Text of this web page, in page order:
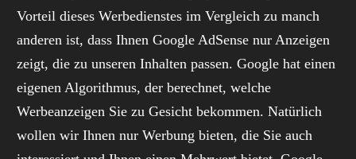
Vorteil dieses Werbedienstes im Vergleich zu manch
anderen ist, dass Ihnen Google AdSense nur Anzeigen
zeigt, die zu unseren Inhalten passen. Google hat einen
eigenen Algorithmus, der berechnet, welche
Werbeanzeigen Sie zu Gesicht bekommen. Natürlich
wollen wir Ihnen nur Werbung bieten, die Sie auch